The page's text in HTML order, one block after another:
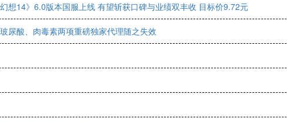
想14》6.0版本国服上线 有望斩获口碑与业绩双丰收 目标价9.72元
尿酸、肉毒素两项重磅独家代理随之失效